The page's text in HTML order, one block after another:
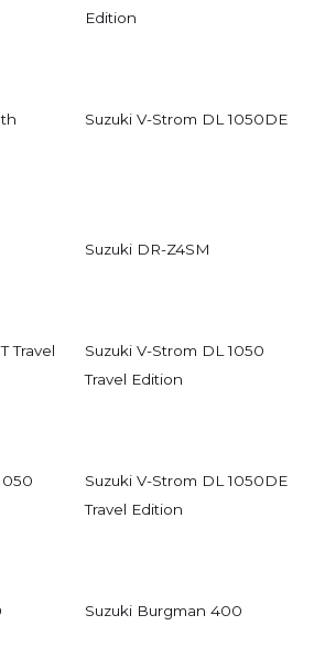
Edition
Suzuki V-Strom DL 1050DE
Suzuki DR-Z4SM
Travel
Suzuki V-Strom DL 1050
Travel Edition
Suzuki V-Strom DL 1050DE
Travel Edition
Suzuki Burgman 400